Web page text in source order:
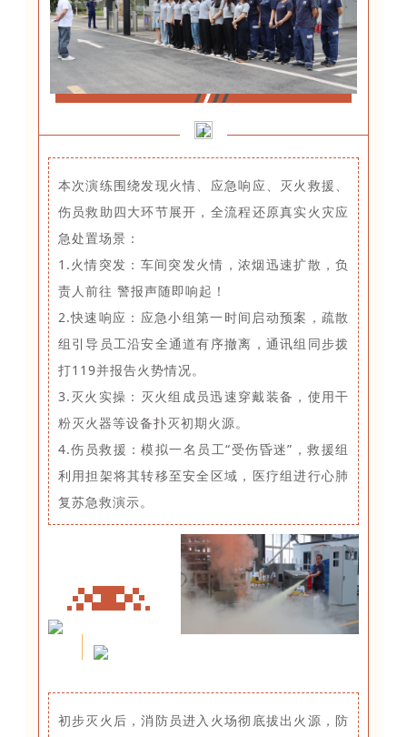
!
本次演练围绕发现火情、应急响应、灭火救援、
伤员救助四大环节展开，全流程还原真实火灾应
急处置场景：
1.火情突发：车间突发火情，浓烟迅速扩散，负
责人前往 警报声随即响起！
2.快速响应：应急小组第一时间启动预案，疏散
组引导员工沿安全通道有序撤离，通讯组同步拨
打119并报告火势情况。
3.灭火实操：灭火组成员迅速穿戴装备，使用干
粉灭火器等设备扑灭初期火源。
4.伤员救援：模拟一名员工“受伤昏迷”，救援组
利用担架将其转移至安全区域，医疗组进行心肺
复苏急救演示。
初步灭火后，消防员进入火场彻底拔出火源，防